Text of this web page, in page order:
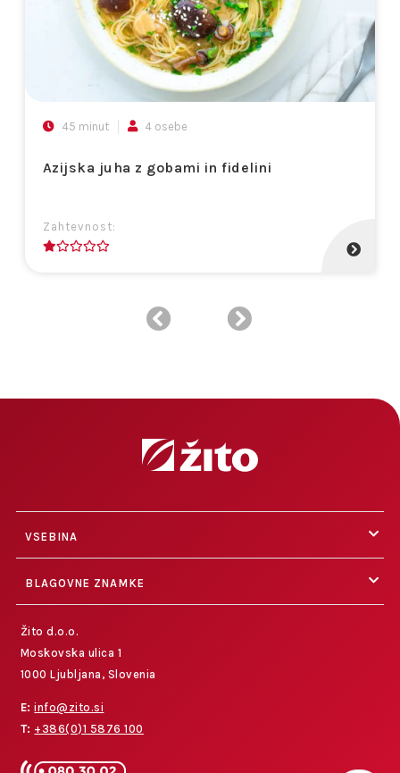
Azijska juha z gobami in fidelini
Zahtevnost:
45 minut 4 osebe
VSEBINA
BLAGOVNE ZNAMKE
Žito d.o.o.
Moskovska ulica 1
1000 Ljubljana, Slovenia
E: info@zito.si
T: +386(0)1 5876 100